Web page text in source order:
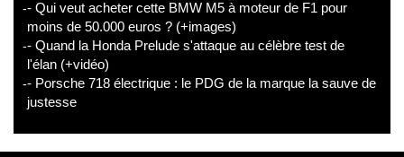
- Qui veut acheter cette BMW M5 à moteur de F1 pour
moins de 50.000 euros ? (+images)
- Quand la Honda Prelude s'attaque au célèbre test de
l'élan (+vidéo)
- Porsche 718 électrique : le PDG de la marque la sauve de
justesse